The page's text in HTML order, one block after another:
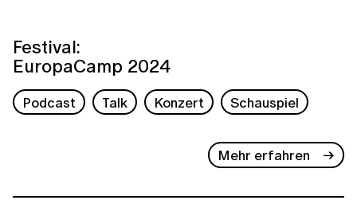
Festival:
EuropaCamp 2024
Podcast Talk Konzert Schauspiel
Mehr erfahren